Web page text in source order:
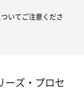
いてご注意くださ
ーズ・プロセ